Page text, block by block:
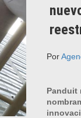
Por
Panduit